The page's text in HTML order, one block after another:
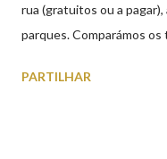
rua (gratuitos ou a
parques. Comparámos
subterrâneos) perto do
PARTILHAR